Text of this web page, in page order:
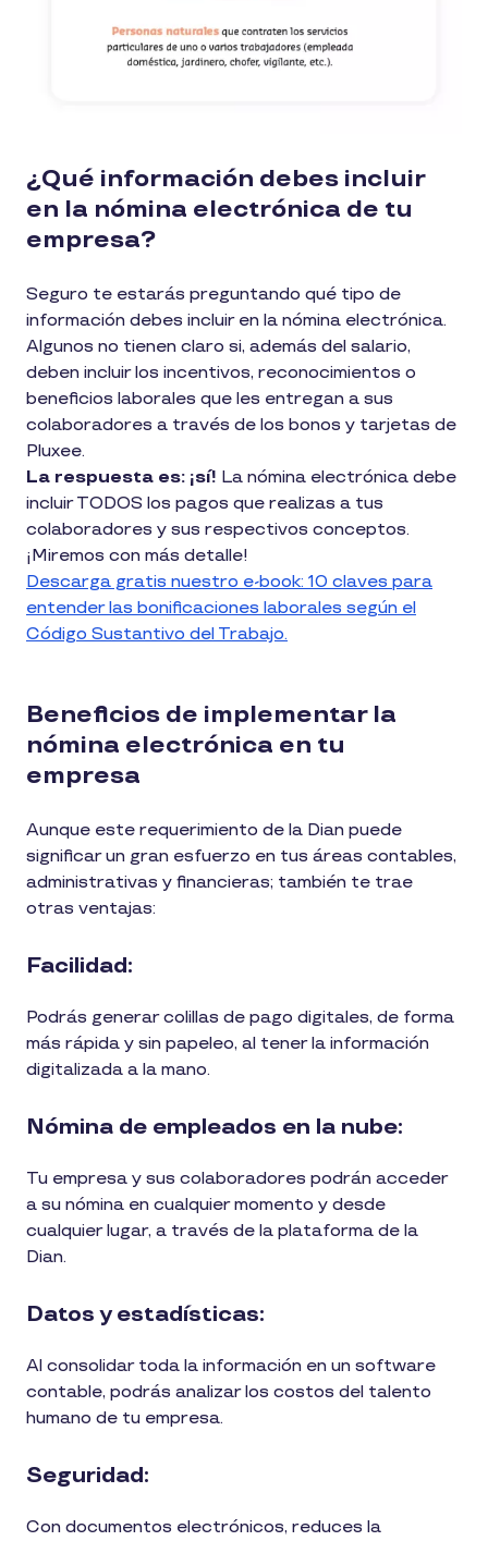
¿Qué información debes incluir
en la nómina electrónica de tu
empresa?
Seguro te estarás preguntando qué tipo de
información debes incluir en la nómina electrónica.
Algunos no tienen claro si, además del salario,
deben incluir los incentivos, reconocimientos o
beneficios laborales que les entregan a sus
colaboradores a través de los bonos y tarjetas de
Pluxee.
La respuesta es: ¡sí! La nómina electrónica debe
incluir TODOS los pagos que realizas a tus
colaboradores y sus respectivos conceptos.
¡Miremos con más detalle!
Descarga gratis nuestro e-book: 10 claves para
entender las bonificaciones laborales según el
Código Sustantivo del Trabajo.
Beneficios de implementar la
nómina electrónica en tu
empresa
Aunque este requerimiento de la Dian puede
significar un gran esfuerzo en tus áreas contables,
administrativas y financieras; también te trae
otras ventajas:
Facilidad:
Podrás generar colillas de pago digitales, de forma
más rápida y sin papeleo, al tener la información
digitalizada a la mano.
Nómina de empleados en la nube:
Tu empresa y sus colaboradores podrán acceder
a su nómina en cualquier momento y desde
cualquier lugar, a través de la plataforma de la
Dian.
Datos y estadísticas:
Al consolidar toda la información en un software
contable, podrás analizar los costos del talento
humano de tu empresa.
Seguridad:
Con documentos electrónicos, reduces la